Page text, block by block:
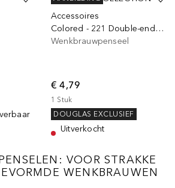
Accessoires
Colored - 221 Double-ended Brow Brush
Wenkbrauwpenseel
€ 4,79
1 Stuk
DOUGLAS EXCLUSIEF
Uitverkocht
VOOR STRAKKE
WENKBRAUWEN